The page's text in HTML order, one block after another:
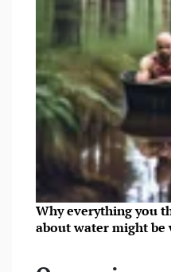
Why everything you
about water might be